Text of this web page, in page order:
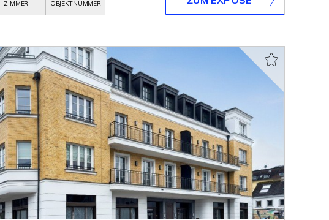
ZIMMER
OBJEKTNUMMER